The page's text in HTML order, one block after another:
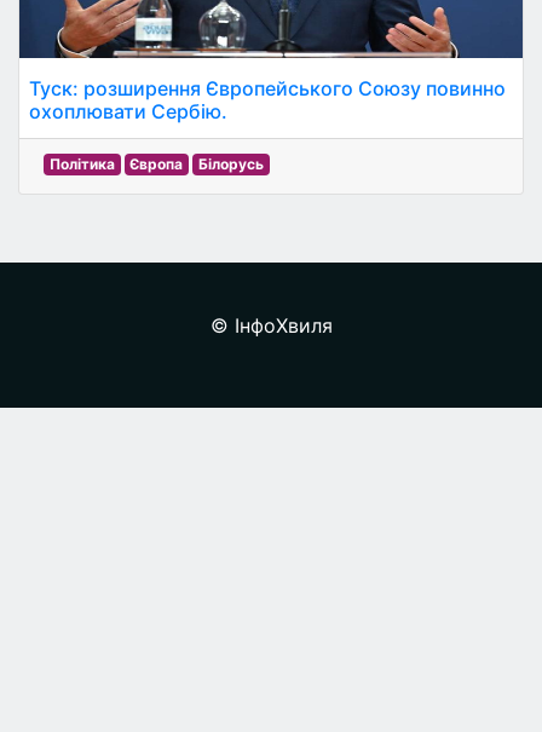
Туск: розширення Європейського Союзу повинно
охоплювати Сербію.
Політика Європа Білорусь
© ІнфоХвиля